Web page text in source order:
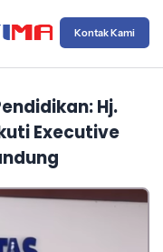
Kontak Kami
Hj.
Executive